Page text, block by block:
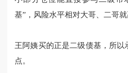
基”，风险水平相对大哥、二哥就
王阿姨买的正是二级债基，所以
点。